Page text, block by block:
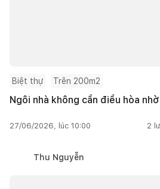
Biệt thự Trên 200m2
Ngôi nhà không cần điều hòa
27/06/2026, lúc 10:00 2
Thu Nguyễn